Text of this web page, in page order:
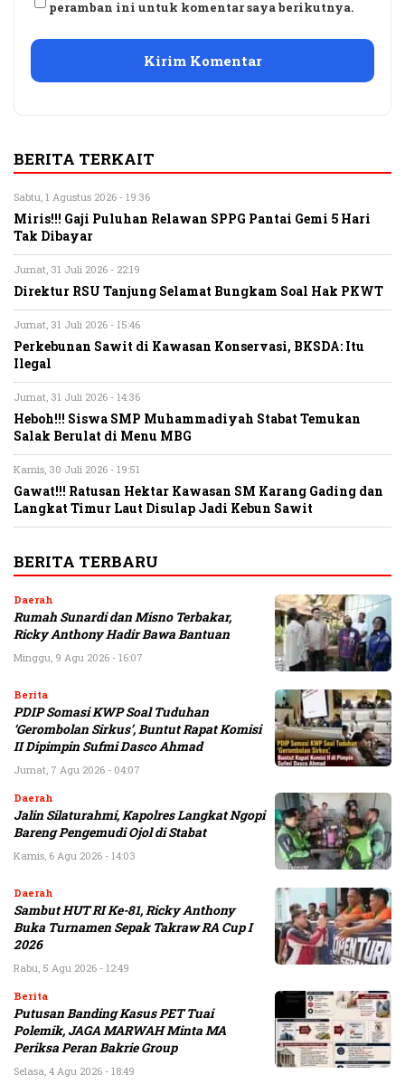
peramban ini untuk komentar saya berikutnya.
BERITA TERKAIT
Sabtu, 1 Agustus 2026 - 19:36
Miris!!! Gaji Puluhan Relawan SPPG Pantai Gemi 5 Hari
Tak Dibayar
Jumat, 31 Juli 2026 - 22:19
Direktur RSU Tanjung Selamat Bungkam Soal Hak PKWT
Jumat, 31 Juli 2026 - 15:46
Perkebunan Sawit di Kawasan Konservasi, BKSDA: Itu
Ilegal
Jumat, 31 Juli 2026 - 14:36
Heboh!!! Siswa SMP Muhammadiyah Stabat Temukan
Salak Berulat di Menu MBG
Kamis, 30 Juli 2026 - 19:51
Gawat!!! Ratusan Hektar Kawasan SM Karang Gading dan
Langkat Timur Laut Disulap Jadi Kebun Sawit
BERITA TERBARU
Daerah
Rumah Sunardi dan Misno Terbakar,
Ricky Anthony Hadir Bawa Bantuan
Minggu, 9 Agu 2026 - 16:07
Berita
PDIP Somasi KWP Soal Tuduhan
‘Gerombolan Sirkus’, Buntut Rapat Komisi
II Dipimpin Sufmi Dasco Ahmad
Jumat, 7 Agu 2026 - 04:07
Daerah
Jalin Silaturahmi, Kapolres Langkat Ngopi
Bareng Pengemudi Ojol di Stabat
Kamis, 6 Agu 2026 - 14:03
Daerah
Sambut HUT RI Ke-81, Ricky Anthony
Buka Turnamen Sepak Takraw RA Cup I
2026
Rabu, 5 Agu 2026 - 12:49
Berita
Putusan Banding Kasus PET Tuai
Polemik, JAGA MARWAH Minta MA
Periksa Peran Bakrie Group
Selasa, 4 Agu 2026 - 18:49